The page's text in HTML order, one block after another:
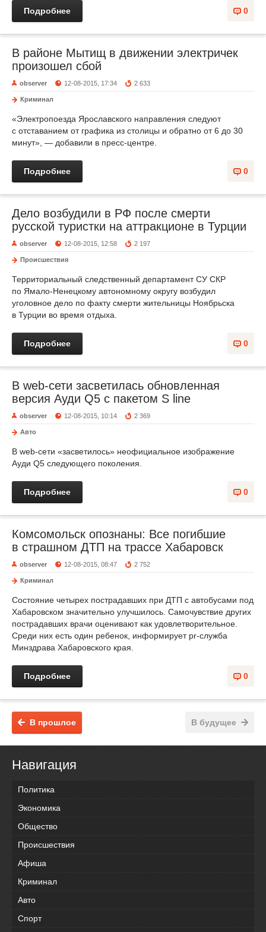
0
Подробнее
В районе Мытищ в движении электричек
произошел сбой
observer 12-08-2015, 17:34 2 633
Криминал
«Электропоезда Ярославского направления следуют
с отставанием от графика из столицы и обратно от 6 до 30
минут», — добавили в пресс-центре.
0
Подробнее
Дело возбудили в РФ после смерти
русской туристки на аттракционе в Турции
observer 12-08-2015, 12:58 2 197
Происшествия
Территориальный следственный департамент СУ СКР
по Ямало-Ненецкому автономному округу возбудил
уголовное дело по факту смерти жительницы Ноябрьска
в Турции во время отдыха.
0
Подробнее
В web-сети засветилась обновленная
версия Ауди Q5 с пакетом S line
observer 12-08-2015, 10:14 2 369
Авто
В web-сети «засветилось» неофициальное изображение
Ауди Q5 следующего поколения.
0
Подробнее
Комсомольск опознаны: Все погибшие
в страшном ДТП на трассе Хабаровск
observer 12-08-2015, 08:47 2 752
Криминал
Состояние четырех пострадавших при ДТП с автобусами под
Хабаровском значительно улучшилось. Самочувствие других
пострадавших врачи оценивают как удовлетворительное.
Среди них есть один ребенок, информирует pr-служба
Минздрава Хабаровского края.
0
Подробнее
В будущее
В прошлое
Навигация
Политика
Экономика
Общество
Происшествия
Афиша
Криминал
Авто
Спорт